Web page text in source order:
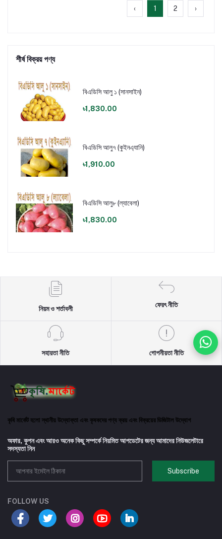
‹ 1 2 ›
শীর্ষ বিক্রয় পণ্য
বিএডিসি আলু ১ (সানসাইন)
৳1,830.00
বিএডিসি আলু৭ (কুইনএ্যানি)
৳1,910.00
বিএডিসি আলু৮ (ল্যাবেলা)
৳1,830.00
নিয়ম ও শর্তাবলী
ফেরৎ নীতি
সহায়তা নীতি গোপনীয়তা নীতি
কৃষি মার্কেট হলো স্থানীয় উদ্যোক্তা এবং কৃষকদের পণ্য ক্রয় এবং বিক্রয়ের ডিজিটাল উদ্যোগ
অফার, কুপন এবং আরও অনেক কিছু সম্পর্কে নিয়মিত আপডেটের জন্য আমাদের নিউজলেটারে
সদস্যতা নিন
Subscribe
FOLLOW US